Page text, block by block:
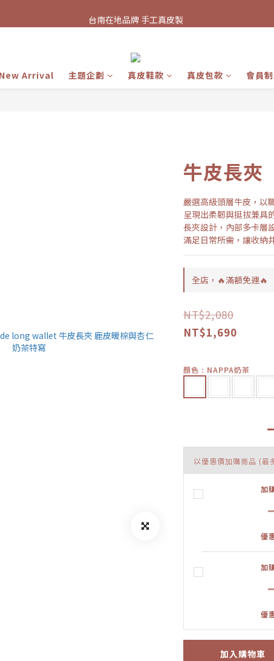
台南在地品牌 手工真皮製
台南在地品牌 手工真皮製
Arrival 主題企劃 真皮鞋款 真皮包款 會員
牛皮長夾
嚴選高級頭層牛皮，以
呈現出柔韌與挺拔兼具
長夾設計，內部多卡層
滿足日常所需，讓收納
全店，🔥滿額免運🔥
NT$2,080
NT$1,690
顏色 : NAPPA奶茶
以優惠價加購商品 (最
加
優
加
優
加入購物車